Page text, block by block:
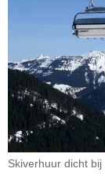
Skiverhuur dicht